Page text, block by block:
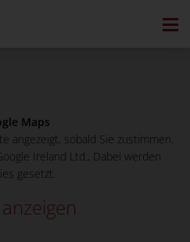
Maps
angezeigt, sobald Sie zustimmen.
Ireland Ltd., Dabei werden
gesetzt.